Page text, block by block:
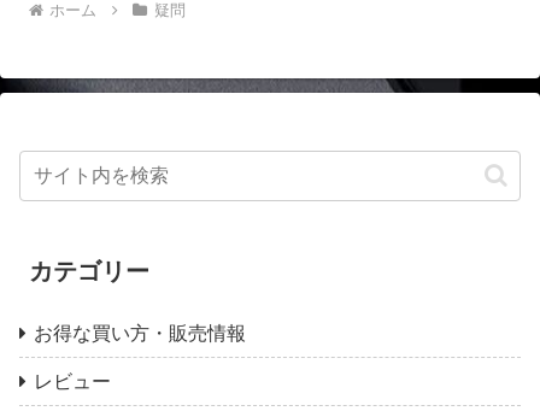
ホーム 疑問
カテゴリー
お得な買い方・販売情報
レビュー